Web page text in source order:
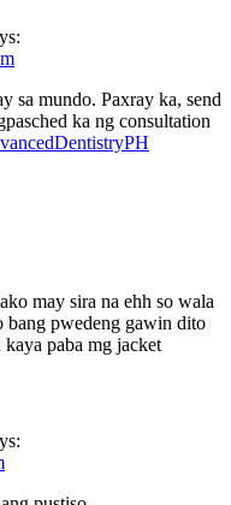
sa mundo. Paxray ka, send
ka ng consultation
may sira na ehh so wala
bang pwedeng gawin dito
paba mg jacket